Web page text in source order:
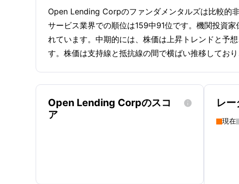
Open Lending Corpのファンダメンタルズは比較的
サービス業界での順位は159中91位です。機関投資
れています。中期的には、株価は上昇トレンドと予
す。株価は支持線と抵抗線の間で横ばい推移してお
Open Lending Corpのスコ
ア
 レ
現在